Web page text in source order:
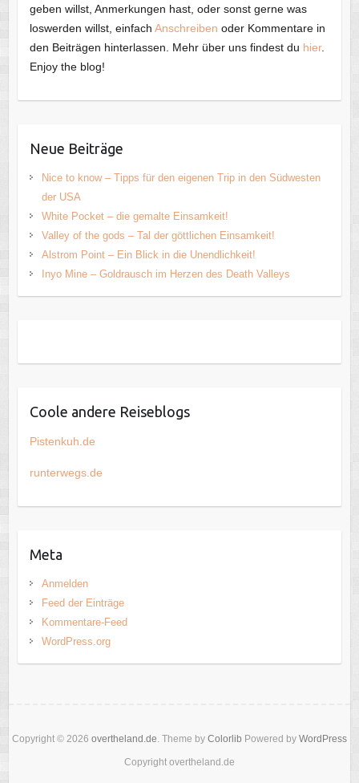
geben willst, Anmerkungen hast, oder sonst gerne was
loswerden willst, einfach Anschreiben oder Kommentare in
den Beiträgen hinterlassen. Mehr über uns findest du hier.
Enjoy the blog!
Neue Beiträge
Nice to know – Tipps für den eigenen Trip in den Südwesten
der USA
White Pocket – die gemalte Einsamkeit!
Valley of the gods – Tal der göttlichen Einsamkeit!
Alstrom Point – Ein Blick in die Unendlichkeit!
Inyo Mine – Goldrausch im Herzen des Death Valleys
Coole andere Reiseblogs
Pistenkuh.de
runterwegs.de
Meta
Anmelden
Feed der Einträge
Kommentare-Feed
WordPress.org
Copyright © 2026 overtheland.de. Theme by Colorlib Powered by WordPress
Copyright overtheland.de